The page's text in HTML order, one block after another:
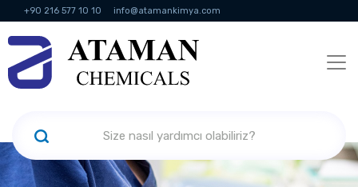
+90 216 577 10 10 info@atamankimya.com
KVKK Politikası Bilgi Toplumu Hizmetleri